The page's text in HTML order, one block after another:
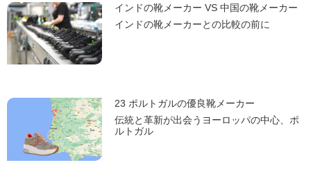
インドの靴メーカー VS 中国の靴メーカー
インドの靴メーカーとの比較の前に
23 ポルトガルの優良靴メーカー
伝統と革新が出会うヨーロッパの中心、ポ
ルトガル